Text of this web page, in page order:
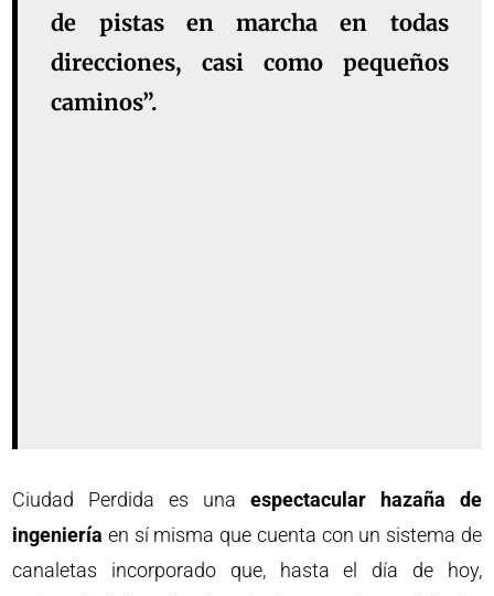
de pistas en marcha en todas
direcciones, casi como pequeños
caminos”.
Ciudad Perdida es una espectacular hazaña de
ingeniería en sí misma que cuenta con un sistema de
canaletas incorporado que, hasta el día de hoy,